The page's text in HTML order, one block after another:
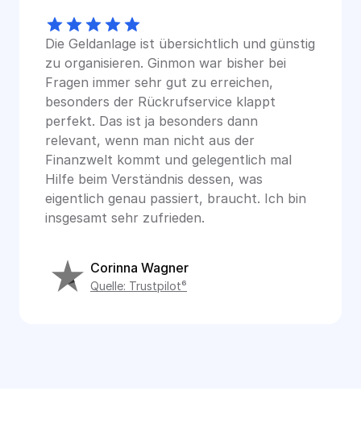
Die Geldanlage ist übersichtlich und günstig
zu organisieren. Ginmon war bisher bei
Fragen immer sehr gut zu erreichen,
besonders der Rückrufservice klappt
perfekt. Das ist ja besonders dann
relevant, wenn man nicht aus der
Finanzwelt kommt und gelegentlich mal
Hilfe beim Verständnis dessen, was
eigentlich genau passiert, braucht. Ich bin
insgesamt sehr zufrieden.
Corinna Wagner
Quelle: Trustpilot⁶